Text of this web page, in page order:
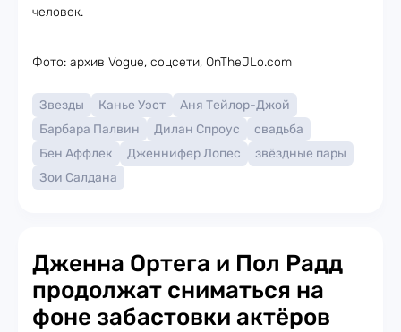
человек.
Фото: архив Vogue, соцсети, OnTheJLo.com
Звезды Канье Уэст
Аня Тейлор-Джой
Барбара Палвин
Дилан Спроус
свадьба
Бен Аффлек
Дженнифер Лопес
звёздные пары
Зои Салдана
Дженна Ортега и Пол Радд
продолжат сниматься на
фоне забастовки актёров